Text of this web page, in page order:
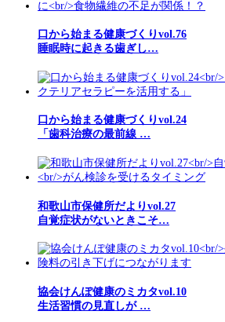
口から始まる健康づくりvol.76
睡眠時に起きる歯ぎし…
口から始まる健康づくりvol.24
「歯科治療の最前線 …
和歌山市保健所だよりvol.27
自覚症状がないときこそ…
協会けんぽ健康のミカタvol.10
生活習慣の見直しが …